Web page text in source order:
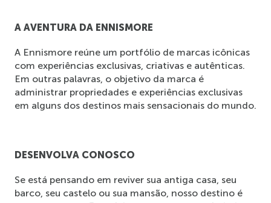
A AVENTURA DA ENNISMORE
A Ennismore reúne um portfólio de marcas icônicas
com experiências exclusivas, criativas e autênticas.
Em outras palavras, o objetivo da marca é
administrar propriedades e experiências exclusivas
DESENVOLVA CONOSCO
Se está pensando em reviver sua antiga casa, seu
barco, seu castelo ou sua mansão, nosso destino é